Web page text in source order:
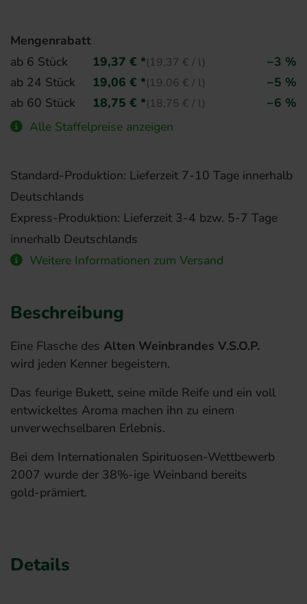
Mengenrabatt
ab 6 Stück
19,37 € *(19,37 € / l)
−3 %
ab 24 Stück
19,06 € *(19,06 € / l)
−5 %
ab 60 Stück
18,75 € *(18,75 € / l)
−6 %
Alle Staffelpreise anzeigen
Standard-Produktion: Lieferzeit 7-10 Tage innerhalb
Deutschlands
Express-Produktion: Lieferzeit 3-4 bzw. 5-7 Tage
innerhalb Deutschlands
Weitere Informationen zum Versand
Beschreibung
Eine Flasche des Alten Weinbrandes V.S.O.P.
wird jeden Kenner begeistern.
Das feurige Bukett, seine milde Reife und ein voll
entwickeltes Aroma machen ihn zu einem
unverwechselbaren Erlebnis.
Bei dem Internationalen Spirituosen-Wettbewerb
2007 wurde der 38%-ige Weinband bereits
gold-prämiert.
Details